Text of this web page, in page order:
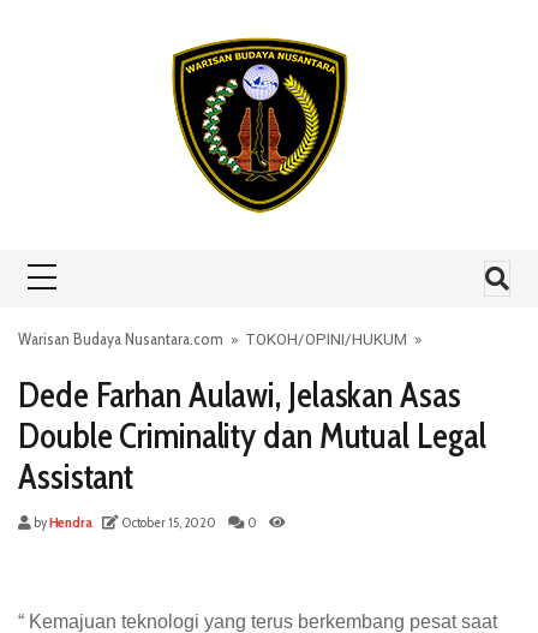
Warisan Budaya Nusantara.com » TOKOH/OPINI/HUKUM »
Dede Farhan Aulawi, Jelaskan Asas
Double Criminality dan Mutual Legal
Assistant
byHendra October 15, 2020 0
“ Kemajuan teknologi yang terus berkembang pesat saat